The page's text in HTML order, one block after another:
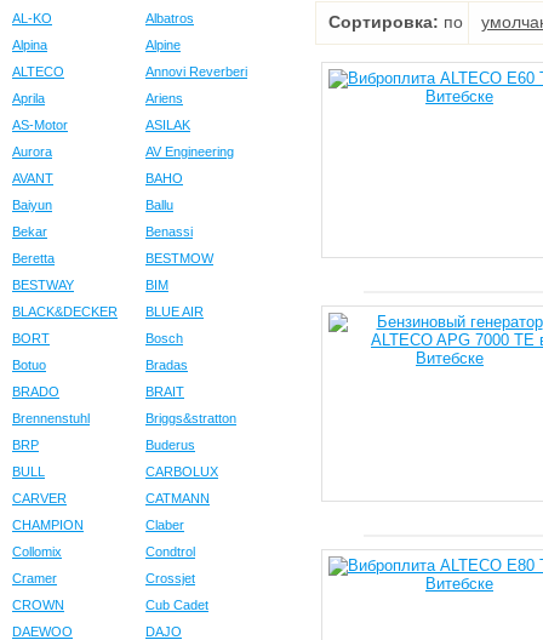
AL-KO
Albatros
Alpina
Alpine
ALTECO
Annovi Reverberi
Aprila
Ariens
AS-Motor
ASILAK
Aurora
AV Engineering
AVANT
BAHO
Baiyun
Ballu
Bekar
Benassi
Beretta
BESTMOW
BESTWAY
BIM
BLACK&DECKER
BLUE AIR
BORT
Bosch
Botuo
Bradas
BRADO
BRAIT
Brennenstuhl
Briggs&stratton
BRP
Buderus
BULL
CARBOLUX
CARVER
CATMANN
CHAMPION
Claber
Collomix
Condtrol
Cramer
Crossjet
CROWN
Cub Cadet
DAEWOO
DAJO
Сортировка: по